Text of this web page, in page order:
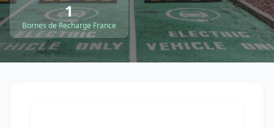
1
Bornes de Recharge France